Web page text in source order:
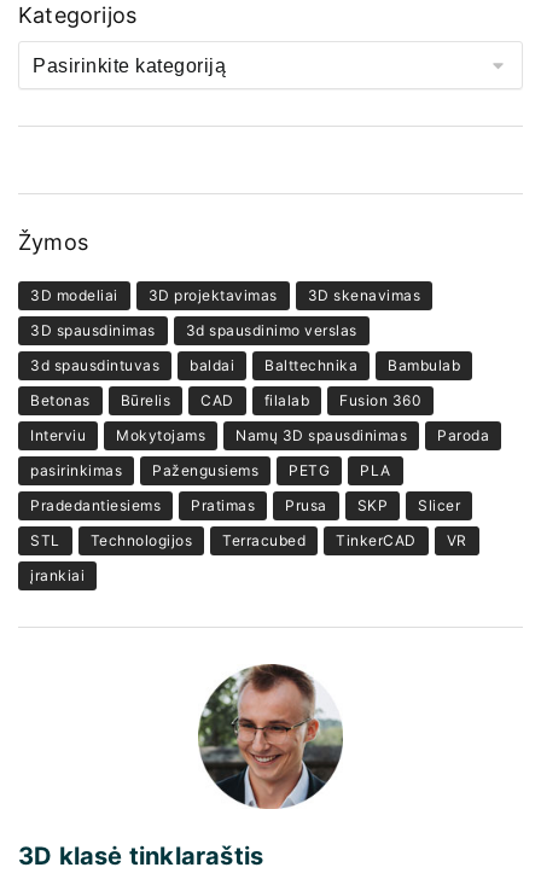
Kategorijos
Žymos
3D modeliai 3D projektavimas
3D skenavimas
3D spausdinimas
3d spausdinimo verslas
3d spausdintuvas
baldai Balttechnika
Bambulab
Betonas
Būrelis CAD filalab
Fusion 360
Interviu
Mokytojams Namų 3D spausdinimas
Paroda
pasirinkimas
Pažengusiems PETG
PLA
Pradedantiesiems
Pratimas Prusa SKP
Slicer
STL
Technologijos Terracubed TinkerCAD
VR
įrankiai
3D klasė tinklaraštis